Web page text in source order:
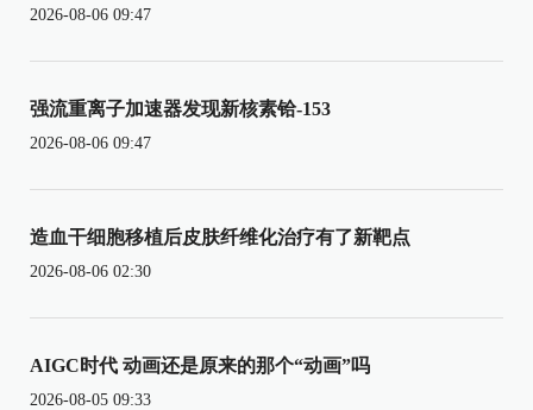
2026-08-06 09:47
强流重离子加速器发现新核素铪-153
2026-08-06 09:47
造血干细胞移植后皮肤纤维化治疗有了新靶点
2026-08-06 02:30
AIGC时代 动画还是原来的那个“动画”吗
2026-08-05 09:33